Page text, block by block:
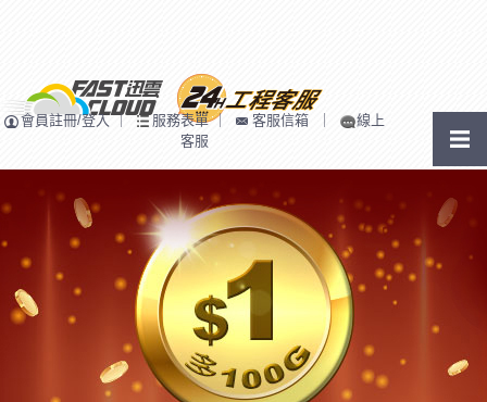
會員註冊/登入｜ 服務表單｜ 客服信箱 ｜
線上
客服